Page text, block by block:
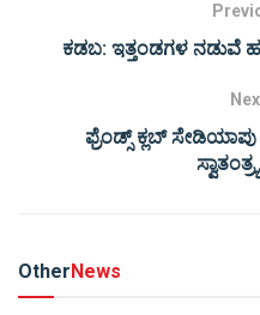
ಕಡಬ: ಇತ್ತಂಡಗಳ ನಡುವೆ
ಫ್ರೆಂಡ್ಸ್ ಕ್ಲಬ್
Other News